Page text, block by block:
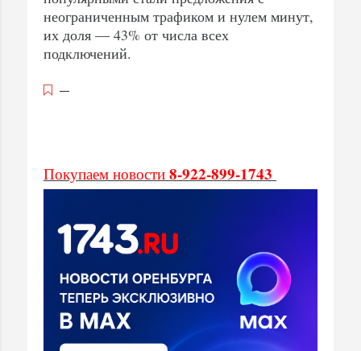
неограниченным трафиком и нулем минут,
их доля — 43% от числа всех
подключений.
—
Покупаем новости 8-922-899-1743